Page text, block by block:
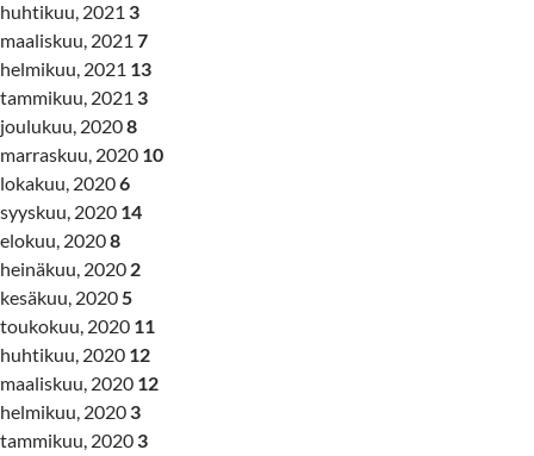
huhtikuu, 2021 3
maaliskuu, 2021 7
helmikuu, 2021 13
tammikuu, 2021 3
joulukuu, 20208
marraskuu, 2020 10
lokakuu, 20206
syyskuu, 2020 14
elokuu, 20208
heinäkuu, 2020 2
kesäkuu, 20205
toukokuu, 2020 11
huhtikuu, 2020 12
maaliskuu, 2020 12
helmikuu, 2020 3
tammikuu, 2020 3